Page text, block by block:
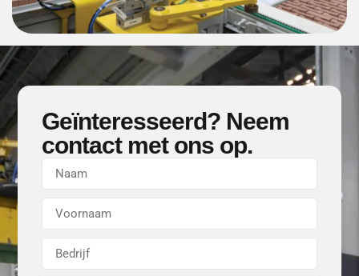
Geïnteresseerd? Neem
contact met ons op.